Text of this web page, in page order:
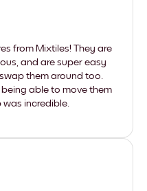
from Mixtiles! They are
and are super easy
them around too.
able to move them
incredible.